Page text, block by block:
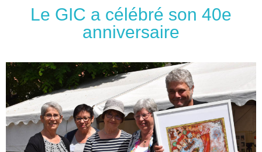
Le GIC a célébré son 40e
anniversaire